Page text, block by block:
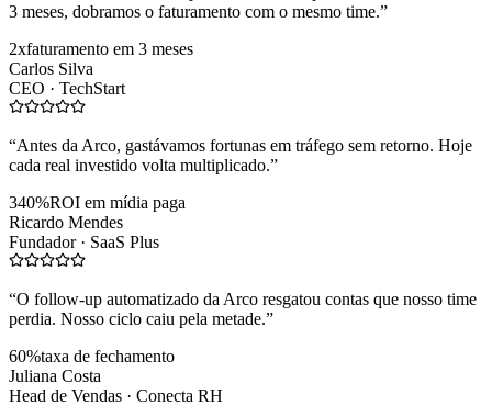
3 meses, dobramos o faturamento com o mesmo time.”
2xfaturamento em 3 meses
Carlos Silva
CEO · TechStart
“Antes da Arco, gastávamos fortunas em tráfego sem retorno. Hoje
cada real investido volta multiplicado.”
340%ROI em mídia paga
Ricardo Mendes
Fundador · SaaS Plus
“O follow-up automatizado da Arco resgatou contas que nosso time
perdia. Nosso ciclo caiu pela metade.”
60%taxa de fechamento
Juliana Costa
Head de Vendas · Conecta RH